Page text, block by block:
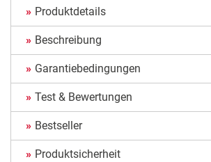
Produktdetails
Beschreibung
Garantiebedingungen
Test & Bewertungen
Bestseller
Produktsicherheit